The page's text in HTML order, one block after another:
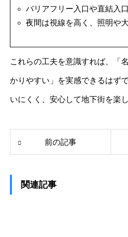
バリアフリー入口や直結入
夜間は視線を高く、照明や
これらの工夫を意識すれば、「
かりやすい」を実感できるはず
いにくく、安心して地下街を楽
前の記事
関連記事